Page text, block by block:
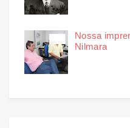
Nossa
Nilmara